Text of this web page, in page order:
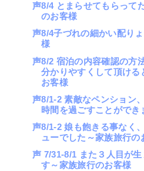
声8/4 とまらせてもらって
のお客様
声8/4子づれの細かい配り
様
声8/2 宿泊の内容確認の方
分かりやすくして頂ける
お客様
声8/1-2 素敵なペンション
時間を過ごすことがで
声8/1-2 娘も飽きる事なく
ューでした～家族旅行の
声 7/31-8/1 また３人目が
す～家族旅行のお客様